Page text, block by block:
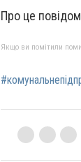
Про це
Якщо ви помітили